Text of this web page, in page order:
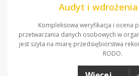
Audyt i wdrożenia
Kompleksowa weryfikacja i ocena
przetwarzania danych osobowych w
jest szyta na miarę przedsiębiorstwa
RODO.